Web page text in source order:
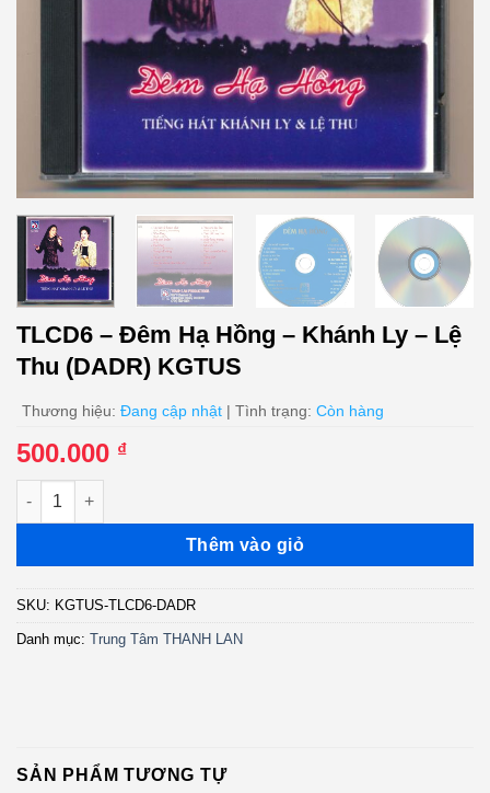
TLCD6 – Đêm Hạ Hồng – Khánh Ly – Lệ
Thu (DADR) KGTUS
Thương hiệu: Đang cập nhật | Tình trạng: Còn hàng
500.000 ₫
TLCD6 - Đêm Hạ Hồng - Khánh Ly - Lệ Thu (DADR) KGTUS số
Thêm vào giỏ
SKU: KGTUS-TLCD6-DADR
Danh mục: Trung Tâm THANH LAN
SẢN PHẨM TƯƠNG TỰ